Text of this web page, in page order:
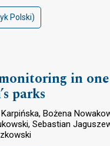
Polski)
in
parks
Bożena
Sebastian